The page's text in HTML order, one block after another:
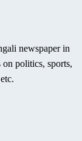
newspaper in
on politics, sports,